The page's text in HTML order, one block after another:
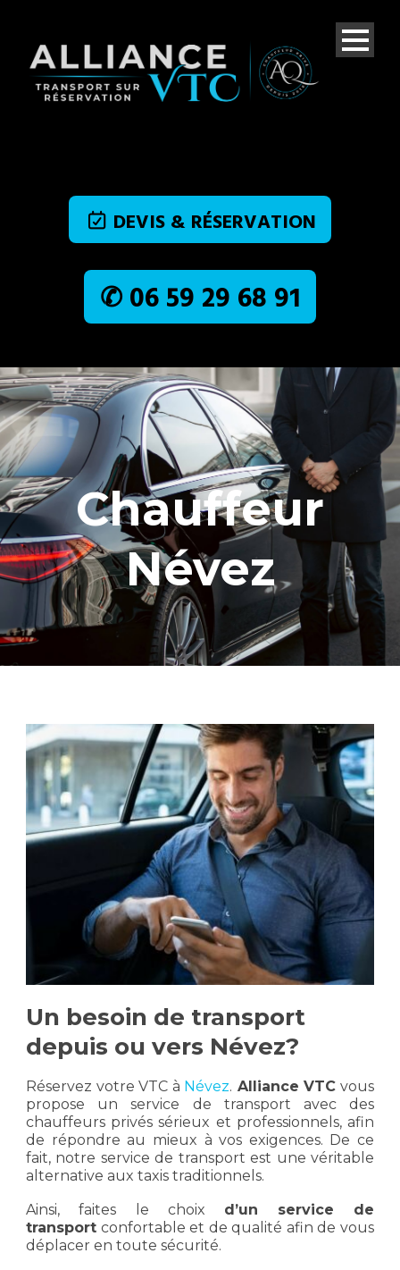
DEVIS & RÉSERVATION
✆ 06 59 29 68 91
Chauffeur
Névez
Un besoin de transport
depuis ou vers Névez?
Réservez votre VTC à Névez. Alliance VTC vous
propose un service de transport avec des
chauffeurs privés sérieux et professionnels, afin
de répondre au mieux à vos exigences. De ce
fait, notre service de transport est une véritable
alternative aux taxis traditionnels.
Ainsi, faites le choix d’un
service de
transport confortable et de qualité afin de vous
déplacer en toute sécurité.